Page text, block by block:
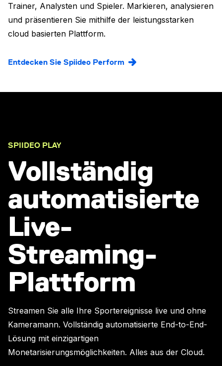
Trainer, Analysten und Spieler. Markieren, analysieren
und präsentieren Sie mithilfe der leistungsstarken
cloud basierten Plattform.
Entdecken Sie Spiideo Perform
SPIIDEO PLAY
Vollständig
automatisierte
Live-
Streaming-
Plattform
Streamen Sie alle Ihre Sportereignisse live und ohne
Kameramann. Vollständig automatisierte End-to-End-
Lösung mit einzigartigen
Monetarisierungsmöglichkeiten. Alles aus der Cloud.